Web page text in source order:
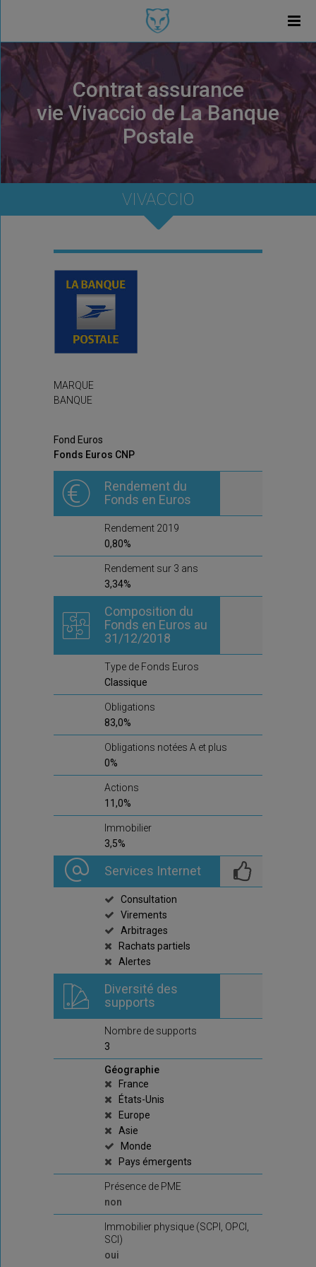
Contrat assurance
vie Vivaccio de La Banque
Postale
VIVACCIO
MARQUE
BANQUE
Fond Euros
Fonds Euros CNP
Rendement du
Fonds en Euros
Rendement 2019
0,80%
Rendement sur 3 ans
3,34%
Composition du
Fonds en Euros au
31/12/2018
Type de Fonds Euros
Classique
Obligations
83,0%
Obligations notées A et plus
0%
Actions
11,0%
Immobilier
3,5%
Services Internet
Consultation
Virements
Arbitrages
Rachats partiels
Alertes
Diversité des
supports
Nombre de supports
3
Géographie
France
États-Unis
Europe
Asie
Monde
Pays émergents
Présence de PME
non
Immobilier physique (SCPI, OPCI,
SCI)
oui